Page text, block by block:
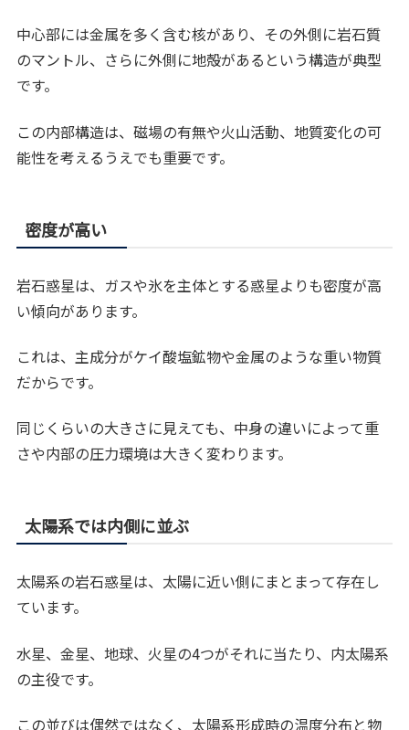
中心部には金属を多く含む核があり、その外側に岩石質
のマントル、さらに外側に地殻があるという構造が典型
です。
この内部構造は、磁場の有無や火山活動、地質変化の可
能性を考えるうえでも重要です。
密度が高い
岩石惑星は、ガスや氷を主体とする惑星よりも密度が高
い傾向があります。
これは、主成分がケイ酸塩鉱物や金属のような重い物質
だからです。
同じくらいの大きさに見えても、中身の違いによって重
さや内部の圧力環境は大きく変わります。
太陽系では内側に並ぶ
太陽系の岩石惑星は、太陽に近い側にまとまって存在し
ています。
水星、金星、地球、火星の4つがそれに当たり、内太陽系
の主役です。
この並びは偶然ではなく、太陽系形成時の温度分布と物